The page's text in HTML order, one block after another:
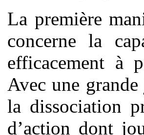
La première
concerne la
efficacement à
Avec une
la dissociation
d’action dont